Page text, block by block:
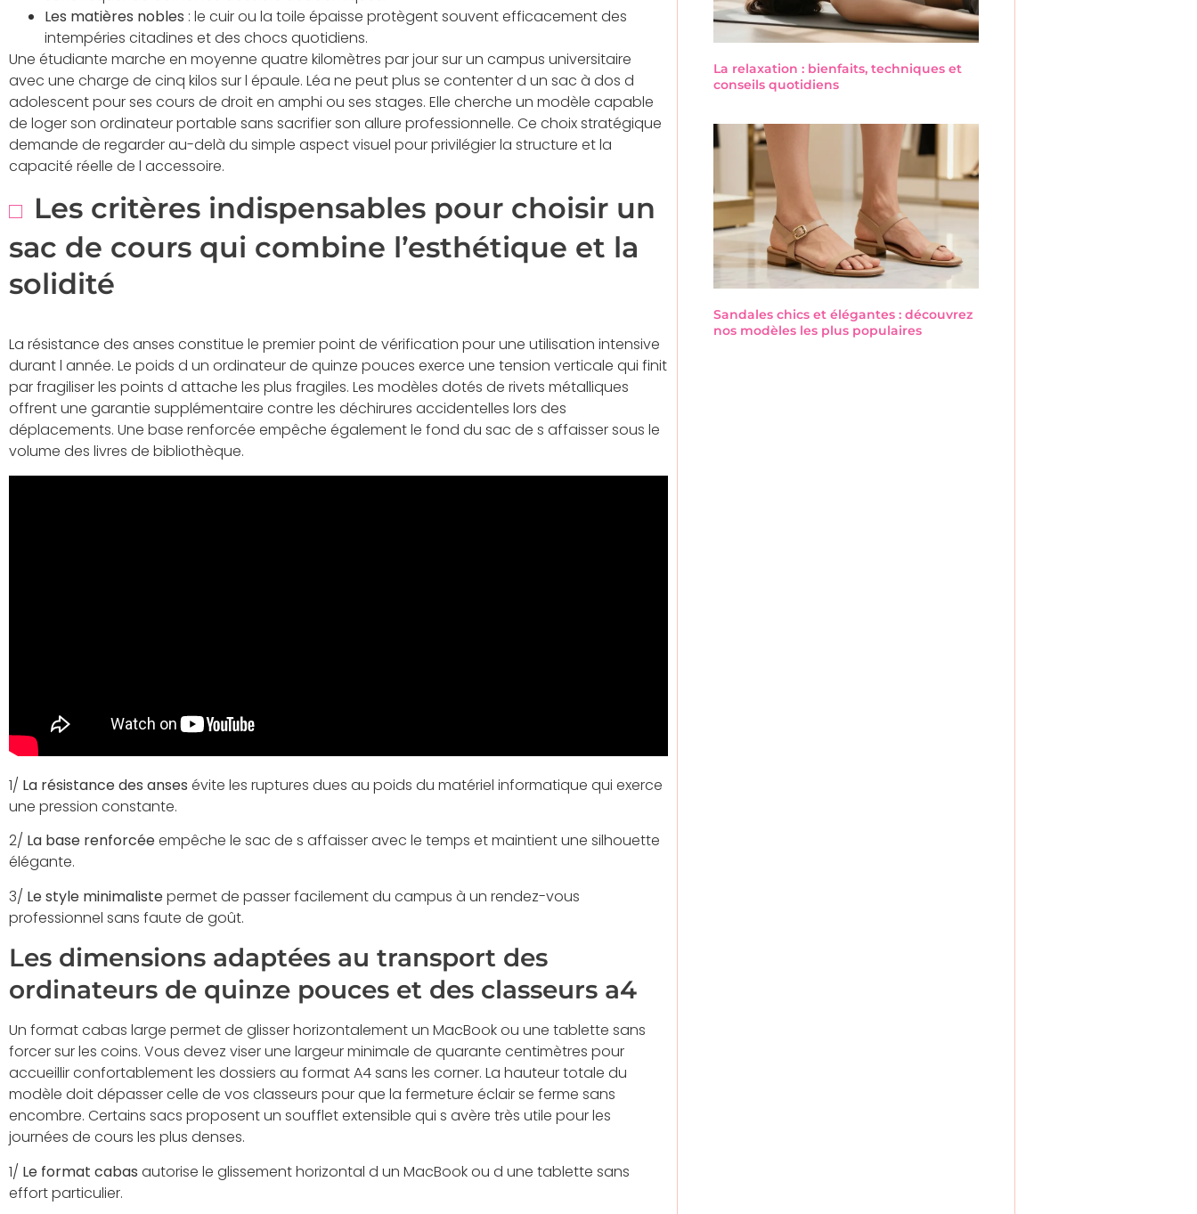
Les matières nobles : le cuir ou la toile épaisse protègent souvent efficacement des
intempéries citadines et des chocs quotidiens.
Une étudiante marche en moyenne quatre kilomètres par jour sur un campus universitaire
avec une charge de cinq kilos sur l épaule. Léa ne peut plus se contenter d un sac à dos d
adolescent pour ses cours de droit en amphi ou ses stages. Elle cherche un modèle capable
de loger son ordinateur portable sans sacrifier son allure professionnelle. Ce choix stratégique
demande de regarder au-delà du simple aspect visuel pour privilégier la structure et la
capacité réelle de l accessoire.
Les critères indispensables pour choisir un
sac de cours qui combine l’esthétique et la
solidité
La résistance des anses constitue le premier point de vérification pour une utilisation intensive
durant l année. Le poids d un ordinateur de quinze pouces exerce une tension verticale qui finit
par fragiliser les points d attache les plus fragiles. Les modèles dotés de rivets métalliques
offrent une garantie supplémentaire contre les déchirures accidentelles lors des
déplacements. Une base renforcée empêche également le fond du sac de s affaisser sous le
volume des livres de bibliothèque.
1/ La résistance des anses évite les ruptures dues au poids du matériel informatique qui exerce
une pression constante.
2/ La base renforcéeempêche le sac de s affaisser avec le temps et maintient une silhouette
élégante.
3/ Le style minimalistepermet de passer facilement du campus à un rendez-vous
professionnel sans faute de goût.
Les dimensions adaptées au transport des
ordinateurs de quinze pouces et des classeurs a4
Un format cabas large permet de glisser horizontalement un MacBook ou une tablette sans
forcer sur les coins. Vous devez viser une largeur minimale de quarante centimètres pour
accueillir confortablement les dossiers au format A4 sans les corner. La hauteur totale du
modèle doit dépasser celle de vos classeurs pour que la fermeture éclair se ferme sans
encombre. Certains sacs proposent un soufflet extensible qui s avère très utile pour les
journées de cours les plus denses.
1/ Le format cabas autorise le glissement horizontal d un MacBook ou d une tablette sans
effort particulier.
La relaxation : bienfaits, techniques et
conseils quotidiens
Sandales chics et élégantes : découvrez
nos modèles les plus populaires